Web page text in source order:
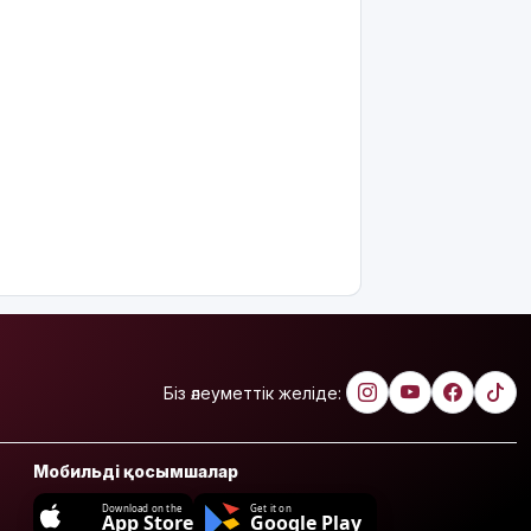
Біз әлеуметтік желіде:
Мобильді қосымшалар
Download on the
App Store
Get it on
Google Play